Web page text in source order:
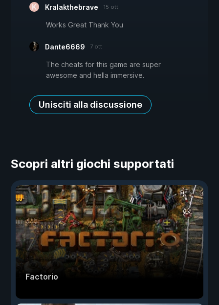
Kralakthebrave 15 ott
Works Great Thank You
Dante6669 7 ott
The cheats for this game are super
awesome and hella immersive.
Unisciti alla discussione
Scopri altri giochi supportati
Factorio